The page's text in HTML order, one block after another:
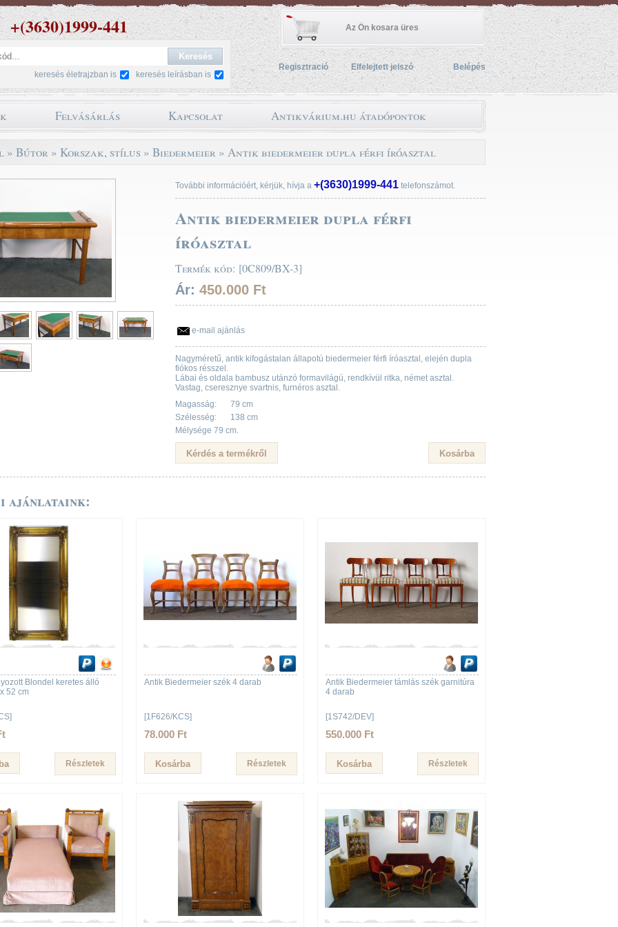
+(3630)1999-441
keresés leírásban is
keresés életrajzban is
Az Ön kosara üres
Regisztració Elfelejtett jelszó Belépés
Felvásárlás Kapcsolat Antikvárium.hu átadópontok
» Bútor » Korszak, stílus » Biedermeier » Antik biedermeier dupla férfi íróasztal
További információért, kérjük, hívja a +(3630)1999-441 telefonszámot.
Antik biedermeier dupla férfi
íróasztal
Termék kód: [0C809/BX-3]
Ár: 450.000 Ft
e-mail ajánlás
Nagyméretű, antik kifogástalan állapotú biedermeier férfi íróasztal, elején dupla
fiókos résszel.
Lábai és oldala bambusz utánzó formavilágú, rendkívül ritka, német asztal.
Vastag, cseresznye svartnis, furnéros asztal.
Magasság:
79 cm
Szélesség:
138 cm
Mélysége 79 cm.
ajánlataink:
Blondel keretes álló
52 cm
Részletek
Antik Biedermeier szék 4 darab
[1F626/KCS]
78.000 Ft
Részletek
Antik Biedermeier támlás szék garnitúra
4 darab
[1S742/DEV]
550.000 Ft
Részletek